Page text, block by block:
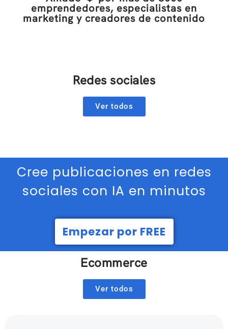
emprendedores, especialistas en
marketing y creadores de contenido
Redes sociales
Ver todos
Cree publicaciones en redes
sociales con IA en minutos
Empezar por FREE
Ecommerce
Ver todos